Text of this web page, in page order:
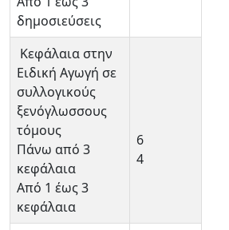
δημοσιεύσεις
Κεφάλαια στην
Ειδική Αγωγή σε
συλλογικούς
ξενόγλωσσους
τόμους
Πάνω από 3
κεφάλαια
Από 1 έως 3
κεφάλαια
6
4